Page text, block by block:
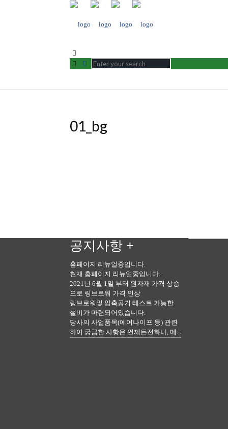
01_bg
공지사항 +
홈페이지 리뉴얼중입니다.
현재 홈페이지 리뉴얼중입니다.
2021년 6월 1일 부터 원자재 가격 상승
으로 링브로워 가격 인상
링브로워및 압축공기 테스트 가능한
설비가 마련되어있습니다.
당사의 사업품목(에어나이프 등) 관련
하여 궁금한 사항은 언제든전화나, 메...